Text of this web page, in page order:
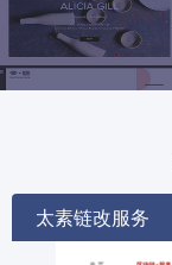
太素链改服务